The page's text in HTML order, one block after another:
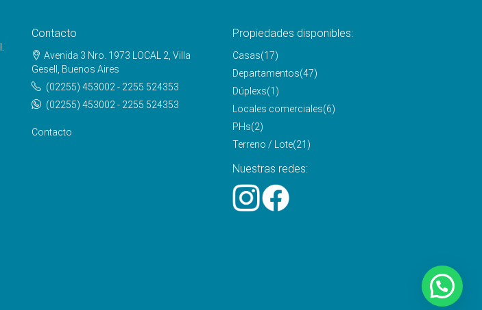
Contacto
Avenida 3 Nro. 1973 LOCAL 2, Villa
Gesell, Buenos Aires
(02255) 453002 - 2255 524353
(02255) 453002 - 2255 524353
Contacto
Propiedades disponibles:
Casas(17)
Departamentos(47)
Dúplexs(1)
Locales comerciales(6)
PHs(2)
Terreno / Lote(21)
Nuestras redes: